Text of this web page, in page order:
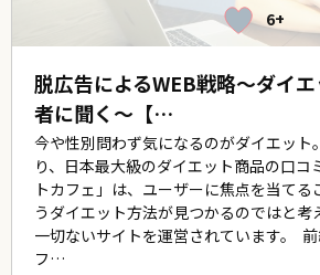
6+
脱広告によるWEB戦略～ダイ
者に聞く～【…
今や性別問わず気になるのがダイエット
り、日本最大級のダイエット商品の口コ
トカフェ」は、ユーザーに焦点を当てる
うダイエット方法が見つかるのではと考
一切ないサイトを運営されています。
フ…